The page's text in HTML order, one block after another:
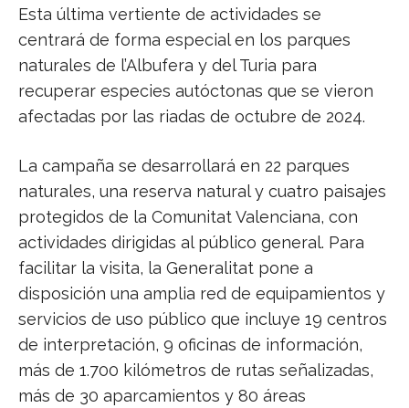
Esta última vertiente de actividades se
centrará de forma especial en los parques
naturales de l’Albufera y del Turia para
recuperar especies autóctonas que se vieron
afectadas por las riadas de octubre de 2024.
La campaña se desarrollará en 22 parques
naturales, una reserva natural y cuatro paisajes
protegidos de la Comunitat Valenciana, con
actividades dirigidas al público general. Para
facilitar la visita, la Generalitat pone a
disposición una amplia red de equipamientos y
servicios de uso público que incluye 19 centros
de interpretación, 9 oficinas de información,
más de 1.700 kilómetros de rutas señalizadas,
más de 30 aparcamientos y 80 áreas